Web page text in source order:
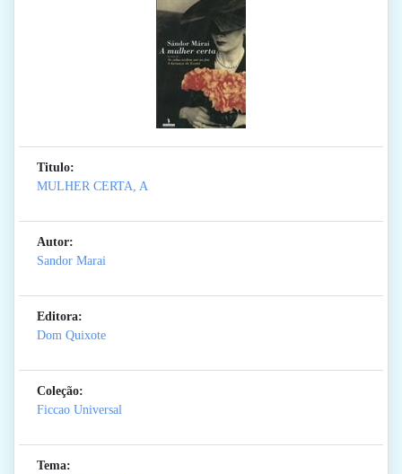
Titulo:
MULHER CERTA, A
Autor:
Sandor Marai
Editora:
Dom Quixote
Coleção:
Ficcao Universal
Tema: